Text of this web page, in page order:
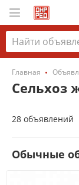
Главная
Сельхоз
28 объявлений
Обычные